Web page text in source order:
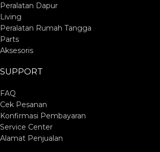
Peralatan Dapur
Living
Peralatan Rumah Tangga
Parts
Aksesoris
SUPPORT
FAQ
Cek Pesanan
Konfirmasi Pembayaran
Service Center
Alamat Penjualan